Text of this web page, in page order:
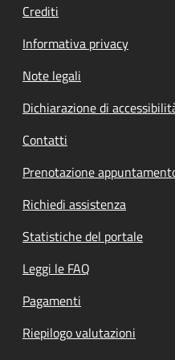
Crediti
Informativa privacy
Note legali
Dichiarazione di
Contatti
Prenotazione
Richiedi assistenza
Statistiche del portale
Leggi le FAQ
Pagamenti
Riepilogo valutazioni